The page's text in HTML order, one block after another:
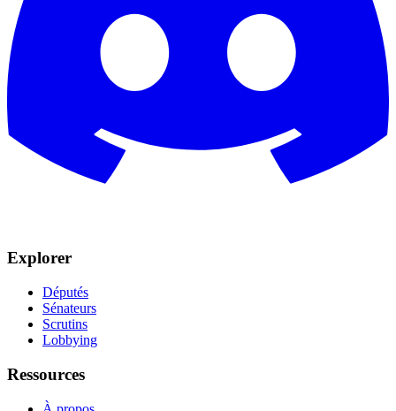
Explorer
Députés
Sénateurs
Scrutins
Lobbying
Ressources